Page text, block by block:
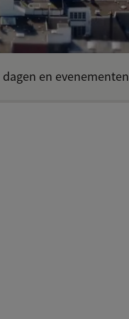
dagen en evenementen